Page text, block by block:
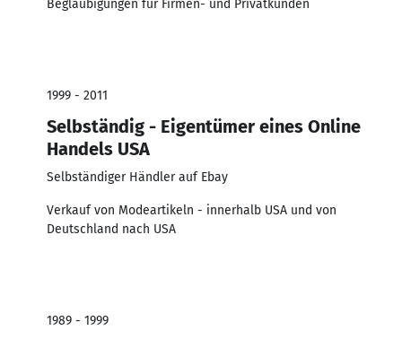
Beglaubigungen für Firmen- und Privatkunden
1999 - 2011
Selbständig - Eigentümer eines Online
Handels USA
Selbständiger Händler auf Ebay
Verkauf von Modeartikeln - innerhalb USA und von
Deutschland nach USA
1989 - 1999